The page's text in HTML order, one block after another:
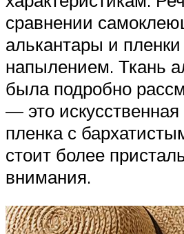
сравнении
алькантары и
напылением. Ткань
была подробно
— это
пленка с
стоит более
внимания.